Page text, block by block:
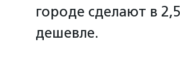
городе сделают в
дешевле.